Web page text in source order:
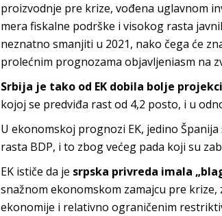
proizvodnje pre krize, vođena uglavnom
mera fiskalne podrške i visokog rasta
neznatno smanjiti u 2021, nako čega će
prolećnim prognozama objavljeniasm na
Srbija je tako od EK dobila bolje
kojoj se predviđa rast od 4,2 posto, i u
U ekonomskoj prognozi EK, jedino
rasta BDP, i to zbog većeg pada koji su
EK ističe da je srpska privreda imala
snažnom ekonomskom zamajcu pre
ekonomije i relativno ograničenim